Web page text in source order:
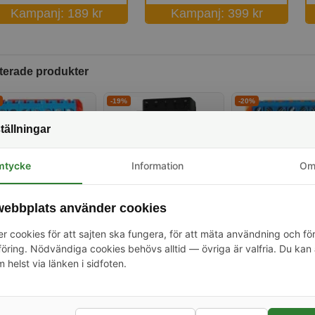
Kampanj: 189 kr Kampanj: 399 kr
produkter
strömbrytare, en
effektmätning,
Plus 1PM
-19%
Shelly Pro 4PM V2,
Shelly PRO serien
-20%
-23%
Information Om
använder cookies
cookies för att sajten ska fungera, för att mäta användning och för
Nödvändiga cookies behövs alltid — övriga är valfria. Du
helst via länken i sidfoten.